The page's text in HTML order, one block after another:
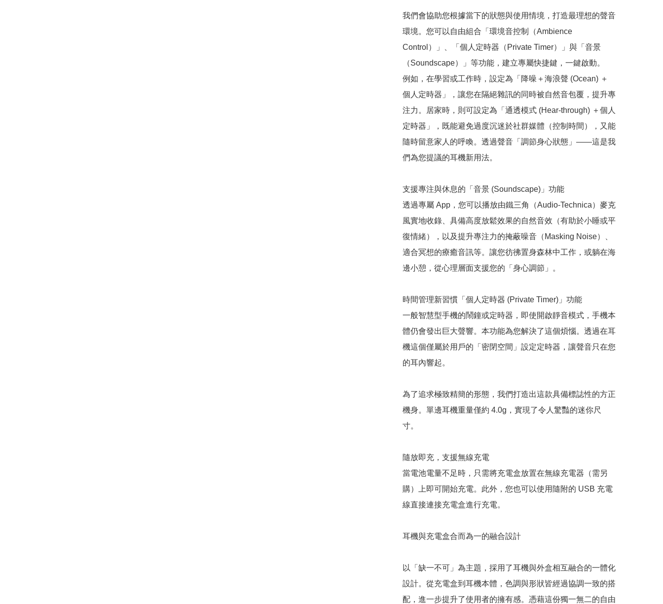
我們會協助您根據當下的狀態與使用情境，打造最理想的聲音
環境。您可以自由組合「環境音控制（Ambience
Control）」、「個人定時器（Private Timer）」與「音景
（Soundscape）」等功能，建立專屬快捷鍵，一鍵啟動。
例如，在學習或工作時，設定為「降噪＋海浪聲 (Ocean) ＋
個人定時器」，讓您在隔絕雜訊的同時被自然音包覆，提升專
注力。居家時，則可設定為「通透模式 (Hear-through) ＋個人
定時器」，既能避免過度沉迷於社群媒體（控制時間），又能
隨時留意家人的呼喚。透過聲音「調節身心狀態」——這是我
們為您提議的耳機新用法。
支援專注與休息的「音景 (Soundscape)」功能
透過專屬 App，您可以播放由鐵三角（Audio-Technica）麥克
風實地收錄、具備高度放鬆效果的自然音效（有助於小睡或平
復情緒），以及提升專注力的掩蔽噪音（Masking Noise）、
適合冥想的療癒音訊等。讓您彷彿置身森林中工作，或躺在海
邊小憩，從心理層面支援您的「身心調節」。
時間管理新習慣「個人定時器 (Private Timer)」功能
一般智慧型手機的鬧鐘或定時器，即使開啟靜音模式，手機本
體仍會發出巨大聲響。本功能為您解決了這個煩惱。透過在耳
機這個僅屬於用戶的「密閉空間」設定定時器，讓聲音只在您
的耳內響起。
為了追求極致精簡的形態，我們打造出這款具備標誌性的方正
機身。單邊耳機重量僅約 4.0g，實現了令人驚豔的迷你尺
寸。
隨放即充，支援無線充電
當電池電量不足時，只需將充電盒放置在無線充電器（需另
購）上即可開始充電。此外，您也可以使用隨附的 USB 充電
線直接連接充電盒進行充電。
耳機與充電盒合而為一的融合設計
以「缺一不可」為主題，採用了耳機與外盒相互融合的一體化
設計。從充電盒到耳機本體，色調與形狀皆經過協調一致的搭
配，進一步提升了使用者的擁有感。憑藉這份獨一無二的自由